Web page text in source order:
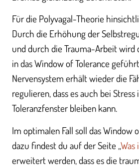
Für die Polyvagal-Theorie
Durch die Erhöhung der
und durch die Trauma-Arbeit wird
in das Window of Tolerance
Nervensystem erhält wieder die
regulieren, dass es auch bei Stress
Toleranzfenster bleiben kann.
Im optimalen Fall soll das Window
dazu findest du auf der Seite „Was
erweitert werden, dass es die